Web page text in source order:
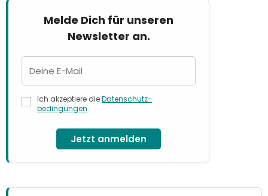
Melde Dich für unseren
Newsletter an.
Ich akzeptiere dieDatenschutz­
bedingungen.
Jetzt anmelden